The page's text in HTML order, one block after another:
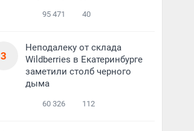
95 471 40
3
Неподалеку от склада
Wildberries в Екатеринбурге
заметили столб черного
дыма
60 326 112